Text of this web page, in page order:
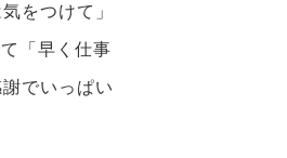
をつけて」
「早く仕事
でいっぱい